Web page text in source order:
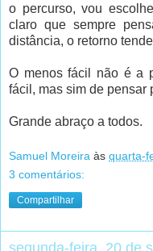
o percurso, vou
claro que sempre
distância, o retorno
O menos fácil não é a
fácil, mas sim de pensar
Grande abraço a todos.
Samuel Moreira às quarta-
3 comentários:
Compartilhar